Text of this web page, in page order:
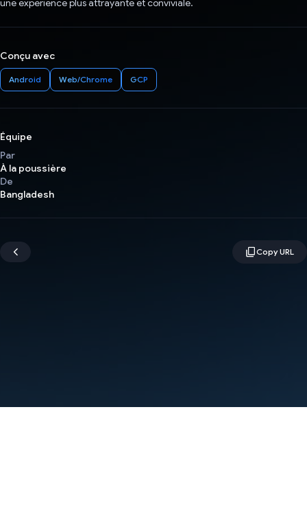
une expérience plus attrayante et conviviale.
Conçu avec
Android Web/Chrome GCP
Équipe
Par
À la poussière
De
Bangladesh